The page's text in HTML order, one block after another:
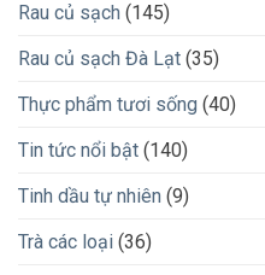
Rau củ sạch (145)
Rau củ sạch Đà Lạt (35)
Thực phẩm tươi sống (40)
Tin tức nổi bật (140)
Tinh dầu tự nhiên (9)
Trà các loại (36)